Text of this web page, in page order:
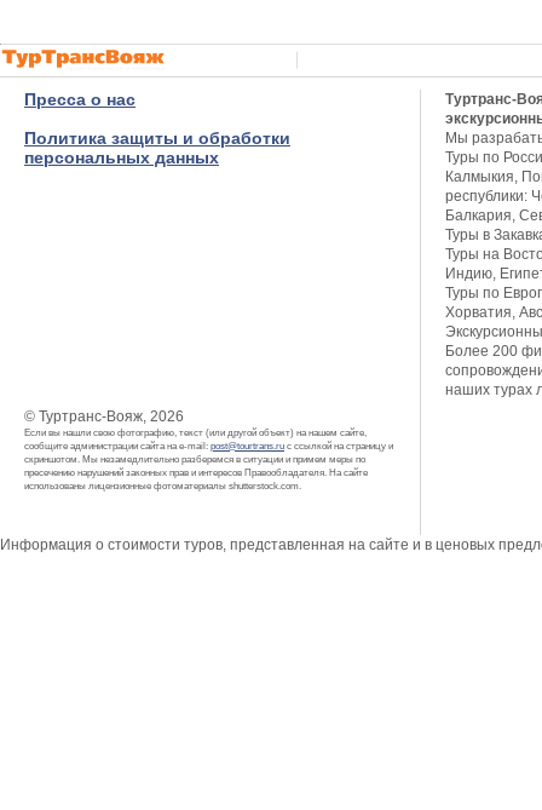
Пресса о нас
Политика защиты и обработки
персональных данных
© Туртранс-Вояж, 2026
Если вы нашли свою фотографию, текст (или другой объект) на нашем сайте,
сообщите администрации сайта на e-mail: post@tourtrans.ru с ссылкой на страницу и
скриншотом. Мы незамедлительно разберемся в ситуации и примем меры по
пресечению нарушений законных прав и интересов Правообладателя. На сайте
использованы лицензионные фотоматериалы shutterstock.com.
Туртранс-
Мы
Туры по
Калмыкия,
республики:
Балкария,
Туры в
Туры на
Индию,
Туры по
Хорватия,
Более 200
наших турах
Информация о стоимости туров, представленная на сайте и в ценовых